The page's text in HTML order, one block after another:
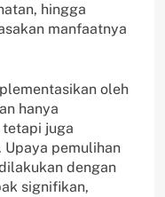
hingga
manfaatnya
oleh
hanya
tetapi juga
pemulihan
dengan
signifikan,